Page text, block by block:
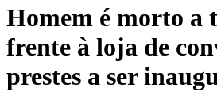
Homem é morto a
frente à loja de
prestes a ser